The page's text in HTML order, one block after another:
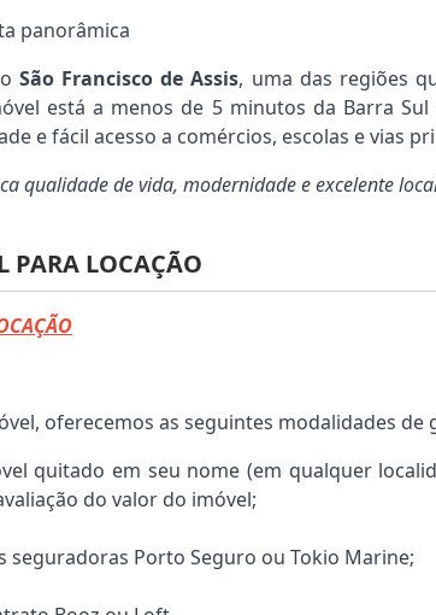
panorâmica
São Francisco de Assis, uma das regiões
está a menos de 5 minutos da Barra Sul
e fácil acesso a comércios, escolas e vias
qualidade de vida, modernidade e excelente
PARA LOCAÇÃO
oferecemos as seguintes modalidades de
quitado em seu nome (em qualquer
do valor do imóvel;
seguradoras Porto Seguro ou Tokio Marine;